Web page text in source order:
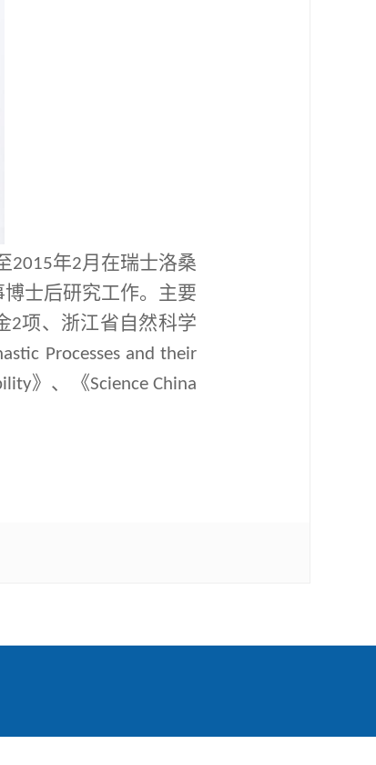
2015年2月在瑞士洛桑
士后研究工作。主要
2项、浙江省自然科学
Processes and their
》、《Science China